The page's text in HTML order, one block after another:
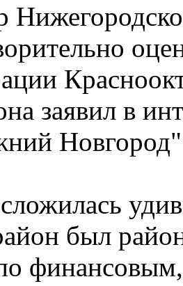
заявил в
был